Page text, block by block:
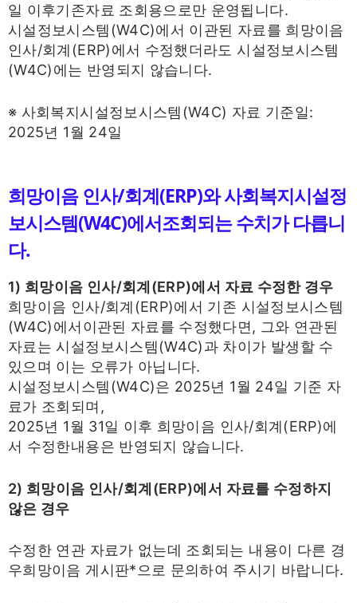
일 이후기존자료 조회용으로만 운영됩니다.
시설정보시스템(W4C)에서 이관된 자료를 희망이음
인사/회계(ERP)에서 수정했더라도 시설정보시스템
(W4C)에는 반영되지 않습니다.
※ 사회복지시설정보시스템(W4C) 자료 기준일:
2025년 1월 24일
희망이음 인사/회계(ERP)와 사회복지시설정
보시스템(W4C)에서조회되는 수치가 다릅니
다.
1) 희망이음 인사/회계(ERP)에서 자료 수정한 경우
희망이음 인사/회계(ERP)에서 기존 시설정보시스템
(W4C)에서이관된 자료를 수정했다면, 그와 연관된
자료는 시설정보시스템(W4C)과 차이가 발생할 수
있으며 이는 오류가 아닙니다.
시설정보시스템(W4C)은 2025년 1월 24일 기준 자
료가 조회되며,
2025년 1월 31일 이후 희망이음 인사/회계(ERP)에
서 수정한내용은 반영되지 않습니다.
2) 희망이음 인사/회계(ERP)에서 자료를 수정하지
않은 경우
수정한 연관 자료가 없는데 조회되는 내용이 다른 경
우희망이음 게시판*으로 문의하여 주시기 바랍니다.